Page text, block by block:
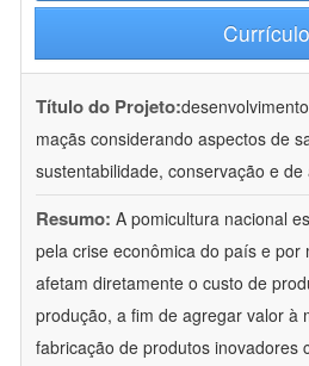
Currículo
Título do Projeto:
maçãs considerando aspectos de
sustentabilidade, conservação e
Resumo: A pomicultura nacional
pela crise econômica do país e por
afetam diretamente o custo de
produção, a fim de agregar valor à
fabricação de produtos inovadores